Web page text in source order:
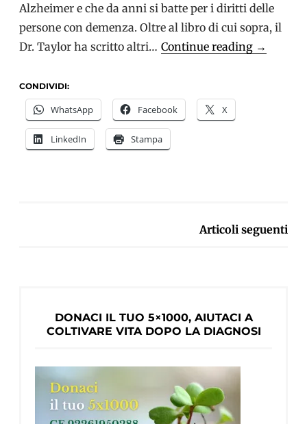
Alzheimer e che da anni si batte per i diritti delle
persone con demenza. Oltre al libro di cui sopra, il
Dr. Taylor ha scritto altri… Continue reading Richard
→
CONDIVIDI:
WhatsApp Facebook X
LinkedIn Stampa
Articoli seguenti
DONACI IL TUO 5×1000, AIUTACI A
COLTIVARE VITA DOPO LA DIAGNOSI